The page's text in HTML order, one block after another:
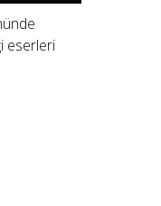
eserleri